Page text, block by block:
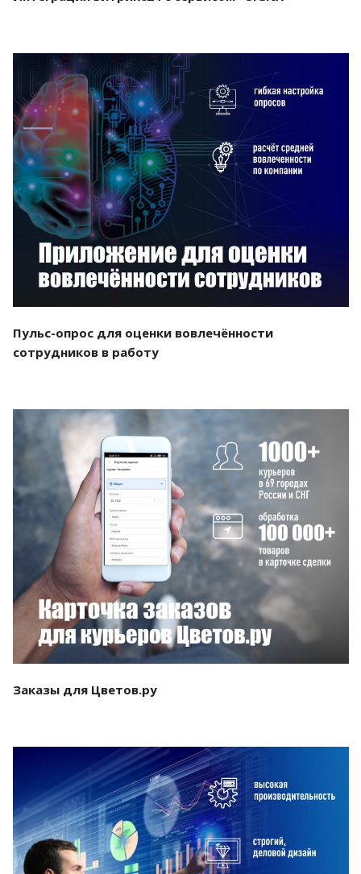
Смотреть проект
Пульс-опрос для оценки вовлечённости
сотрудников в работу
Смотреть проект
Заказы для Цветов.ру